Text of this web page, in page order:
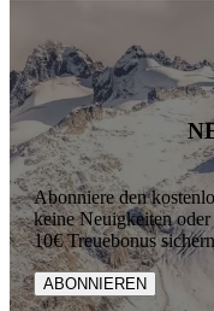
Abonniere den
keine Neuigkeiten
10€ Treuebonus
ABONNIEREN